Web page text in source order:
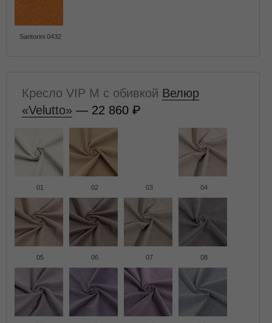
Santorini 0432
Кресло VIP M с обивкой Велюр
«Velutto» — 22 860
01 02 03 04
05 06 07 08